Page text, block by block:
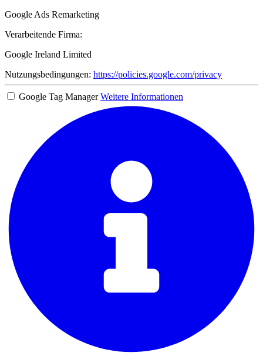
Google Ads Remarketing
Verarbeitende Firma:
Google Ireland Limited
Nutzungsbedingungen: https://policies.google.com/privacy
Google Tag Manager Weitere Informationen